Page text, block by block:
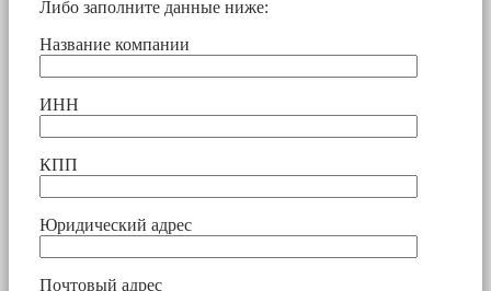
Либо заполните данные ниже:
Название компании
ИНН
КПП
Юридический адрес
Почтовый адрес